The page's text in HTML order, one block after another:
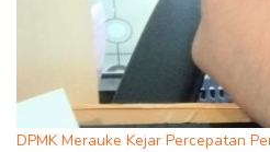
DPMK Merauke Kejar Percepatan